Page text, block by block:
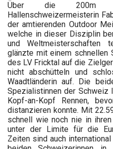
Über die 200m
Hallenschweizermeisterin
der amtierenden Outdoor
welche in dieser Disziplin
und Weltmeisterschaften
glänzte mit einem schnellen
des LV Fricktal auf die
nicht abschütteln und
Waadtländerin auf. Die
Spezialistinnen der Schweiz
Kopf-an-Kopf Rennen,
distanzieren konnte. Mit
schnell wie noch nie in
unter der Limite für die
Zeiten sind auch